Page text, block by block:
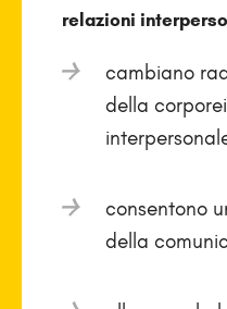
relazioni
cambiano
della
consentono
della